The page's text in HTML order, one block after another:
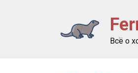
Всё о